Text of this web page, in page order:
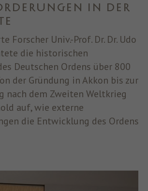
in der
Forscher Univ.-Prof. Dr. Dr. Udo
die historischen
Deutschen Ordens über 800
der Gründung in Akkon bis zur
nach dem Zweiten Weltkrieg
auf, wie externe
die Entwicklung des Ordens